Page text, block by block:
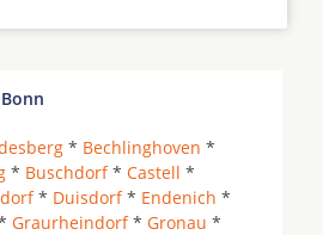
* Bechlinghoven *
* Buschdorf* Castell *
* Duisdorf* Endenich *
Graurheindorf* Gronau *